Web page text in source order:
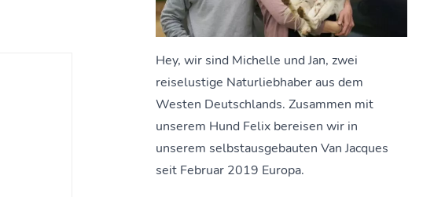
Hey, wir sind Michelle und Jan, zwei
reiselustige Naturliebhaber aus dem
Westen Deutschlands. Zusammen mit
unserem Hund Felix bereisen wir in
unserem selbstausgebauten Van Jacques
seit Februar 2019 Europa.